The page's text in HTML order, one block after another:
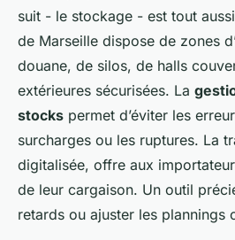
suit - le stockage - est tout
de Marseille dispose de zones
douane, de silos, de halls
extérieures sécurisées. La
stocks permet d’éviter les
surcharges ou les ruptures. La
digitalisée, offre aux
de leur cargaison. Un outil
retards ou ajuster les plannings